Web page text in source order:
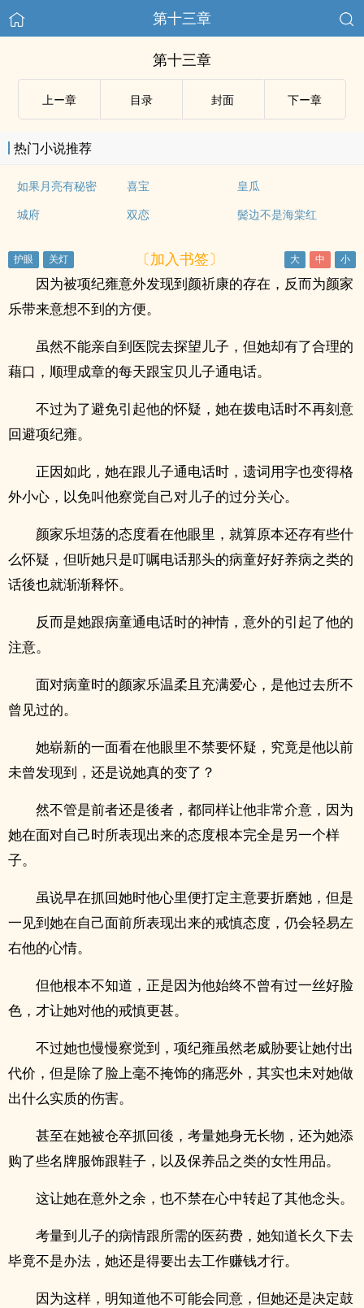
第十三章
第十三章
上ー章 目录 封面 下ー章
热门小说推荐
如果月亮有秘密 喜宝
皇瓜
城府
双恋 鬓边不是海棠红
〔加入书签〕
因为被项纪雍意外发现到颜祈康的存在，反而为颜家
乐带来意想不到的方便。
虽然不能亲自到医院去探望儿子，但她却有了合理的
藉口，顺理成章的每天跟宝贝儿子通电话。
不过为了避免引起他的怀疑，她在拨电话时不再刻意
回避项纪雍。
正因如此，她在跟儿子通电话时，遗词用字也变得格
外小心，以免叫他察觉自己对儿子的过分关心。
颜家乐坦荡的态度看在他眼里，就算原本还存有些什
么怀疑，但听她只是叮嘱电话那头的病童好好养病之类的
话後也就渐渐释怀。
反而是她跟病童通电话时的神情，意外的引起了他的
注意。
面对病童时的颜家乐温柔且充满爱心，是他过去所不
曾见过的。
她崭新的一面看在他眼里不禁要怀疑，究竟是他以前
未曾发现到，还是说她真的变了？
然不管是前者还是後者，都同样让他非常介意，因为
她在面对自己时所表现出来的态度根本完全是另一个样
子。
虽说早在抓回她时他心里便打定主意要折磨她，但是
一见到她在自己面前所表现出来的戒慎态度，仍会轻易左
右他的心情。
但他根本不知道，正是因为他始终不曾有过一丝好脸
色，才让她对他的戒慎更甚。
不过她也慢慢察觉到，项纪雍虽然老威胁要让她付出
代价，但是除了脸上毫不掩饰的痛恶外，其实也未对她做
出什么实质的伤害。
甚至在她被仓卒抓回後，考量她身无长物，还为她添
购了些名牌服饰跟鞋子，以及保养品之类的女性用品。
这让她在意外之余，也不禁在心中转起了其他念头。
考量到儿子的病情跟所需的医药费，她知道长久下去
毕竟不是办法，她还是得要出去工作赚钱才行。
因为这样，明知道他不可能会同意，但她还是决定鼓